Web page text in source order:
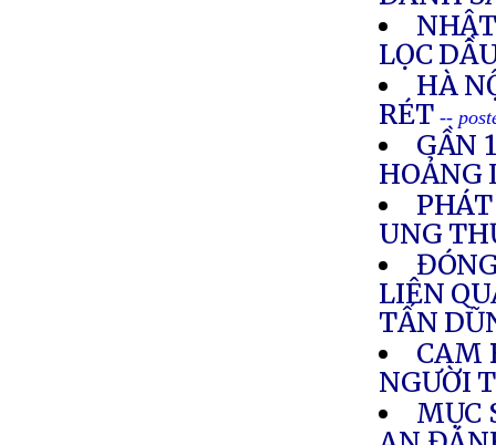
LỌC
HÀ
RÉT--
GẦN
HOẢNG
UNG
LIÊN
TẤN
CAM
NGƯỜI
MỤC